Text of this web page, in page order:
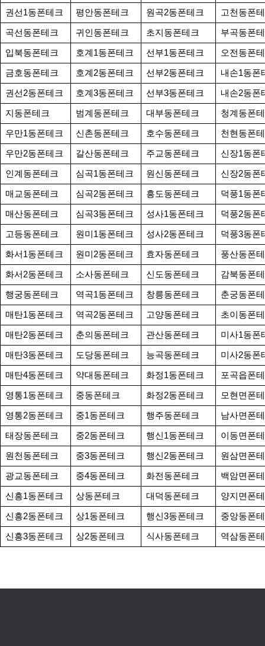
권선1동폰테크
평안동폰테크 원곡2동폰테크
고천동폰
곡선동폰테크
귀인동폰테크 초지동폰테크
부곡동폰
입북동폰테크
호계1동폰테크 선부1동폰테크
오전동폰
금호동폰테크
호계2동폰테크 선부2동폰테크
내손1동폰
권선2동폰테크
호계3동폰테크 선부3동폰테크
내손2동폰
지동폰테크
범계동폰테크 대부동폰테크
청계동폰
우만1동폰테크
신촌동폰테크 호수동폰테크
천현동폰
우만2동폰테크
갈산동폰테크 주교동폰테크
신장1동폰
인계동폰테크
심곡1동폰테크 원신동폰테크
신장2동폰
매교동폰테크
심곡2동폰테크 흥도동폰테크
덕풍1동폰
매산동폰테크
심곡3동폰테크 성사1동폰테크
덕풍2동폰
고등동폰테크
원미1동폰테크 성사2동폰테크
덕풍3동폰
화서1동폰테크
원미2동폰테크 효자동폰테크
풍산동폰
화서2동폰테크
소사동폰테크 신도동폰테크
감북동폰
행궁동폰테크
역곡1동폰테크 창릉동폰테크
춘궁동폰
매탄1동폰테크
역곡2동폰테크 고양동폰테크
초이동폰
매탄2동폰테크
춘의동폰테크 관산동폰테크
미사1동폰
매탄3동폰테크
도당동폰테크 능곡동폰테크
미사2동폰
매탄4동폰테크
약대동폰테크 화정1동폰테크
포곡읍폰
영통1동폰테크
중동폰테크 화정2동폰테크
모현면폰
영통2동폰테크
중1동폰테크 행주동폰테크
남사면폰
태장동폰테크
중2동폰테크 행신1동폰테크
이동면폰
원천동폰테크
중3동폰테크 행신2동폰테크
원삼면폰
광교동폰테크
중4동폰테크 화전동폰테크
백암면폰
신흥1동폰테크
상동폰테크 대덕동폰테크
양지면폰
신흥2동폰테크
상1동폰테크 행신3동폰테크
중앙동폰
신흥3동폰테크
상2동폰테크 식사동폰테크 역삼동폰